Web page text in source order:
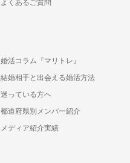
よくあるご質問
婚活コラム『マリトレ』
結婚相手と出会える婚活方法
迷っている方へ
都道府県別メンバー紹介
メディア紹介実績